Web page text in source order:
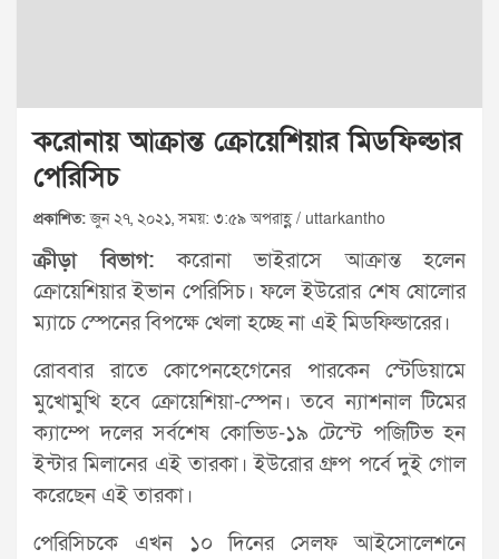
করোনায় আক্রান্ত ক্রোয়েশিয়ার মিডফিল্ডার
পেরিসিচ
প্রকাশিত:জুন ২৭, ২০২১, সময়: ৩:৫৯ অপরাহ্ণ / uttarkantho
ক্রীড়া বিভাগ: করোনা ভাইরাসে আক্রান্ত হলেন
ক্রোয়েশিয়ার ইভান পেরিসিচ। ফলে ইউরোর শেষ ষোলোর
ম্যাচে স্পেনের বিপক্ষে খেলা হচ্ছে না এই মিডফিল্ডারের।
রোববার রাতে কোপেনহেগেনের পারকেন স্টেডিয়ামে
মুখোমুখি হবে ক্রোয়েশিয়া-স্পেন। তবে ন্যাশনাল টিমের
ক্যাম্পে দলের সর্বশেষ কোভিড-১৯ টেস্টে পজিটিভ হন
ইন্টার মিলানের এই তারকা। ইউরোর গ্রুপ পর্বে দুই গোল
করেছেন এই তারকা।
পেরিসিচকে এখন ১০ দিনের সেলফ আইসোলেশনে